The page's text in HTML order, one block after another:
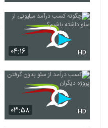
۰۴:۱۶ HD
۰۳:۵۸ HD